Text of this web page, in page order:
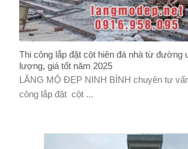
Thi công lắp đặt cột hiên đá nhà từ đường
lượng, giá tốt năm 2025
LĂNG MỘ ĐẸP NINH BÌNH chuyên tư
công lắp đặt cột ...